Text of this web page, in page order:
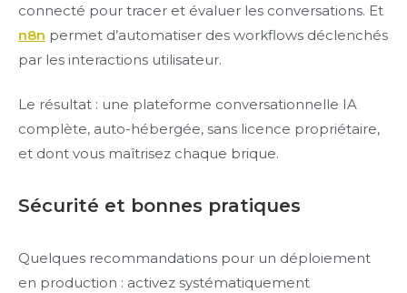
connecté pour tracer et évaluer les conversations. Et
n8n permet d’automatiser des workflows déclenchés
par les interactions utilisateur.
Le résultat : une plateforme conversationnelle IA
complète, auto-hébergée, sans licence propriétaire,
et dont vous maîtrisez chaque brique.
Sécurité et bonnes pratiques
Quelques recommandations pour un déploiement
en production : activez systématiquement